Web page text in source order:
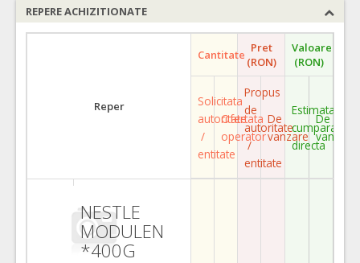
REPERE ACHIZITIONATE
Reper
Cantitate Pret
(RON)
Valoare
(RON)
Solicitata
autoritate
/
entitate
Ofertata
operator
Propus
de
autoritate
/
entitate
De
vanzare
Estimata
cumparare
directa
De
vanzare
NESTLE
MODULEN
*400G